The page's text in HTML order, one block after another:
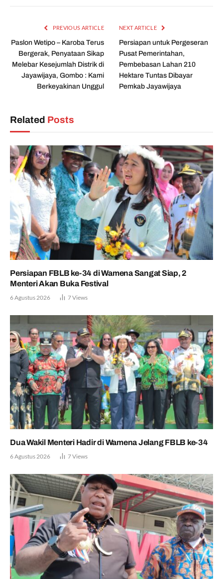
PREVIOUS ARTICLE
Paslon Wetipo – Karoba Terus
Bergerak, Penyataan Sikap
Melebar Kesejumlah Distrik di
Jayawijaya, Gombo : Kami
Berkeyakinan Unggul
NEXT ARTICLE
Persiapan untuk Pergeseran
Pusat Pemerintahan,
Pembebasan Lahan 210
Hektare Tuntas Dibayar
Pemkab Jayawijaya
Related Posts
Persiapan FBLB ke-34 di Wamena Sangat Siap, 2
Menteri Akan Buka Festival
6 Agustus 2026 7Views
Dua Wakil Menteri Hadir di Wamena Jelang FBLB ke-34
6 Agustus 2026 7Views